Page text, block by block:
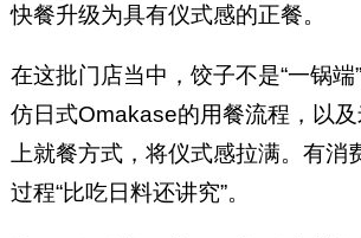
快餐升级为具有仪式感的正餐。
在这批门店当中，饺子不是“一锅端
仿日式Omakase的用餐流程，以
上就餐方式，将仪式感拉满。有消
过程“比吃日料还讲究”。